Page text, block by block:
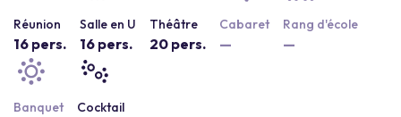
Réunion
16 pers.
Salle en U
16 pers.
Théâtre
20 pers.
Cabaret
—
Rang d'école
—
Banquet Cocktail